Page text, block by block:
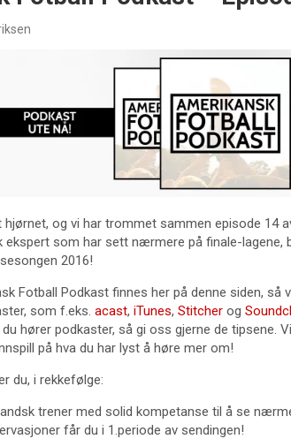
hjørnet, og vi har trommet sammen episode 14
ekspert som har sett nærmere på finale-lagene,
2016!
Fotball Podkast finnes her på denne siden,
som f.eks. acast, iTunes, Stitcher og
hører podkaster, så gi oss gjerne de tipsene.
på hva du har lyst å høre mer om!
du, i rekkefølge:
trener med solid kompetanse til å se
får du i 1.periode av sendingen!